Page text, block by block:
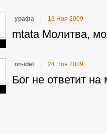
ypaфa 13 Ноя 2009
mtata Молитва,
on-idet 24 Ноя 2009
Бог не ответит